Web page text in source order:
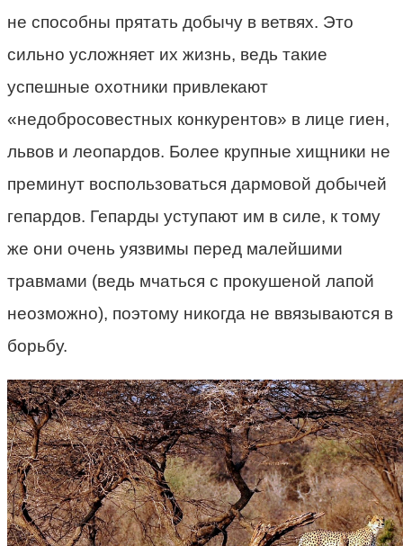
не способны прятать добычу в ветвях. Это
сильно усложняет их жизнь, ведь такие
успешные охотники привлекают
«недобросовестных конкурентов» в лице гиен,
львов и леопардов. Более крупные хищники не
преминут воспользоваться дармовой добычей
гепардов. Гепарды уступают им в силе, к тому
же они очень уязвимы перед малейшими
травмами (ведь мчаться с прокушеной лапой
неозможно), поэтому никогда не ввязываются в
борьбу.